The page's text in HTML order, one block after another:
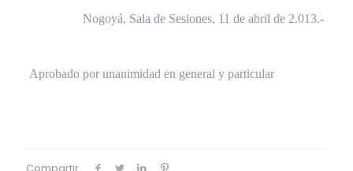
Nogoyá, Sala de Sesiones, 11 de abril de 2.013.-
Aprobado por unanimidad en general y particular